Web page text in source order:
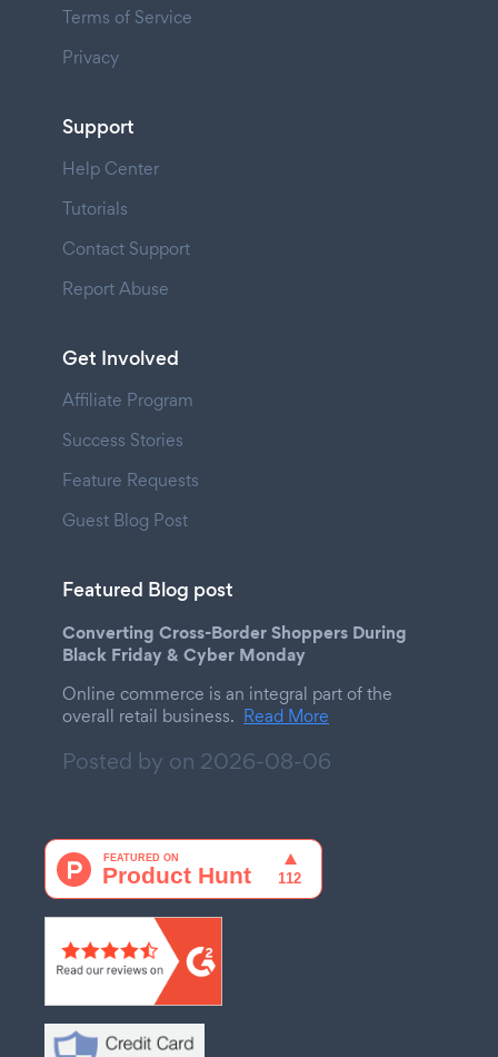
Terms of Service
Privacy
Support
Help Center
Tutorials
Contact Support
Report Abuse
Get Involved
Affiliate Program
Success Stories
Feature Requests
Guest Blog Post
Featured Blog post
Converting Cross-Border Shoppers During
Black Friday & Cyber Monday
Online commerce is an integral part of the
overall retail business. Read More
Posted by on 2026-08-06